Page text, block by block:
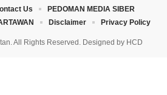
All Rights Reserved. Designed by HCD
Us
PEDOMAN MEDIA SIBER
Disclaimer Privacy Policy